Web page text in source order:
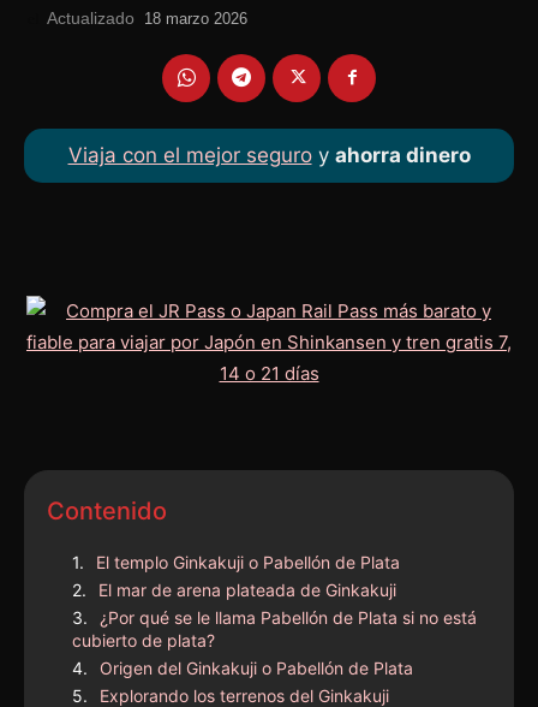
Actualizado 18 marzo 2026
Viaja con el mejor seguroy ahorra dinero
Contenido
El templo Ginkakuji o Pabellón de Plata
El mar de arena plateada de Ginkakuji
¿Por qué se le llama Pabellón de Plata si no está
cubierto de plata?
Origen del Ginkakuji o Pabellón de Plata
Explorando los terrenos del Ginkakuji